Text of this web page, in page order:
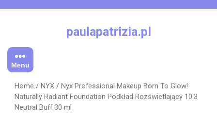
paulapatrizia.pl
Menu
Home / NYX / Nyx Professional Makeup Born To Glow!
Naturally Radiant Foundation Podkład Rozświetlający 10.3
Neutral Buff 30 ml